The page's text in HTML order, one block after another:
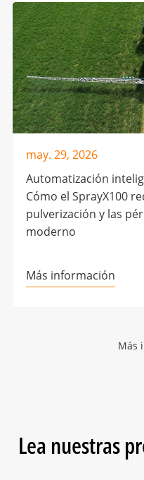
may. 29, 2026
Automatización
Cómo el SprayX100
pulverización y las
moderno
Más información
Más
Lea nuestras